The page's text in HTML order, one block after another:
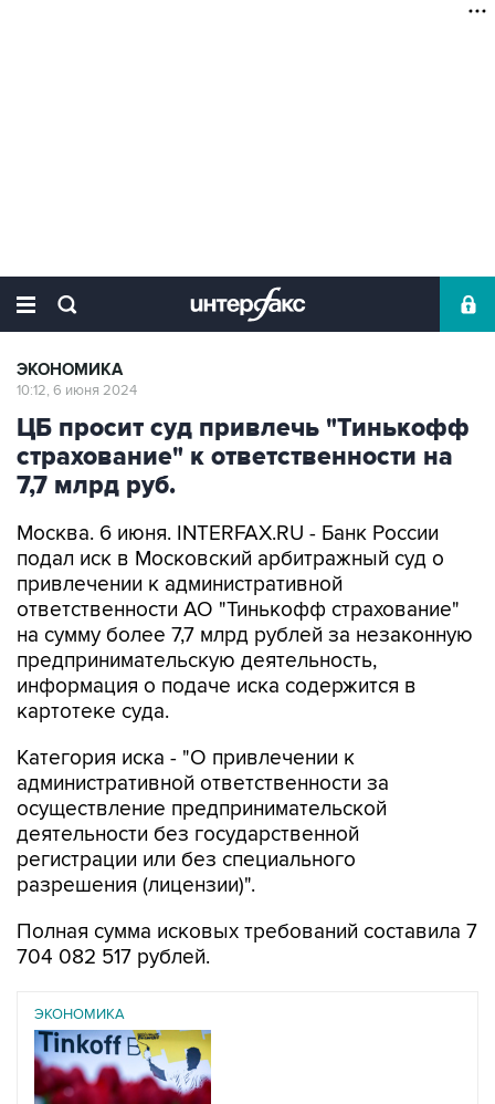
ЭКОНОМИКА
10:12, 6 июня 2024
ЦБ просит суд привлечь "Тинькофф
страхование" к ответственности на
7,7 млрд руб.
Москва. 6 июня. INTERFAX.RU - Банк России
подал иск в Московский арбитражный суд о
привлечении к административной
ответственности АО "Тинькофф страхование"
на сумму более 7,7 млрд рублей за незаконную
предпринимательскую деятельность,
информация о подаче иска содержится в
картотеке суда.
Категория иска - "О привлечении к
административной ответственности за
осуществление предпринимательской
деятельности без государственной
регистрации или без специального
разрешения (лицензии)".
Полная сумма исковых требований составила 7
704 082 517 рублей.
ЭКОНОМИКА